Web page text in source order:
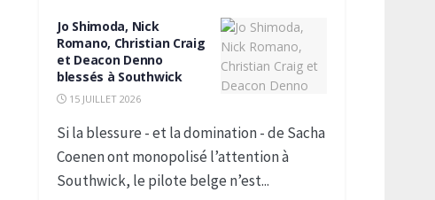
Jo Shimoda, Nick
Romano, Christian Craig
et Deacon Denno
blessés à Southwick
15 JUILLET 2026
Si la blessure - et la domination - de Sacha
Coenen ont monopolisé l’attention à
Southwick, le pilote belge n’est...